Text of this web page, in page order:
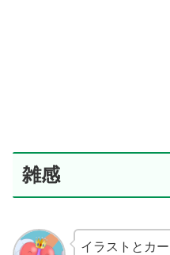
雑感
イラストとカ